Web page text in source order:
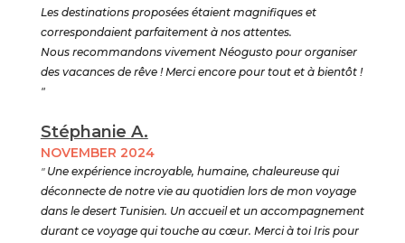
Les destinations proposées étaient magnifiques et
correspondaient parfaitement à nos attentes.
Nous recommandons vivement Néogusto pour organiser
des vacances de rêve ! Merci encore pour tout et à bientôt !
"
Stéphanie A.
NOVEMBER 2024
" Une expérience incroyable, humaine, chaleureuse qui
déconnecte de notre vie au quotidien lors de mon voyage
dans le desert Tunisien. Un accueil et un accompagnement
durant ce voyage qui touche au cœur. Merci à toi Iris pour